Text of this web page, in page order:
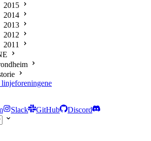
2015
2014
2013
2012
2011
Slack GitHub
Discord